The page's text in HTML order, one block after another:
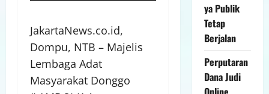
JakartaNews.co.id,
Dompu, NTB – Majelis
Lembaga Adat
Masyarakat Donggo
ya Publik
Tetap
Berjalan
Perputaran
Dana Judi